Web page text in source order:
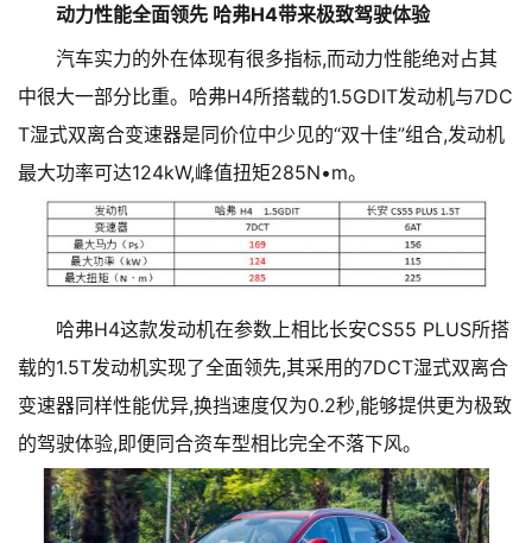
动力性能全面领先 哈弗H4带来极致驾驶体验
汽车实力的外在体现有很多指标,而动力性能绝对占其
中很大一部分比重。哈弗H4所搭载的1.5GDIT发动机与7DC
T湿式双离合变速器是同价位中少见的“双十佳”组合,发动机
最大功率可达124kW,峰值扭矩285N•m。
哈弗H4这款发动机在参数上相比长安CS55 PLUS所搭
载的1.5T发动机实现了全面领先,其采用的7DCT湿式双离合
变速器同样性能优异,换挡速度仅为0.2秒,能够提供更为极致
的驾驶体验,即便同合资车型相比完全不落下风。